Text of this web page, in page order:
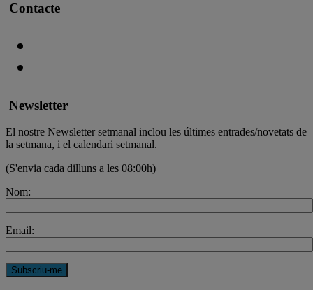
Contacte
Newsletter
El nostre Newsletter setmanal inclou les últimes entrades/novetats de
la setmana, i el calendari setmanal.
(S'envia cada dilluns a les 08:00h)
Nom:
Email: